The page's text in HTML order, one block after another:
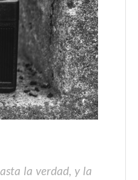
la verdad, y la